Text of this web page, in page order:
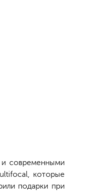
современными
которые
подарки при